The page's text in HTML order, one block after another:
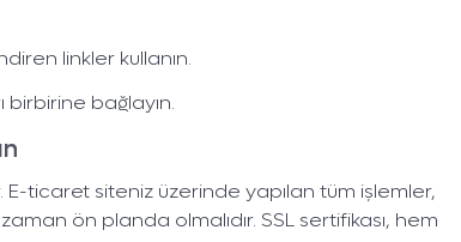
linkler kullanın.
birbirine bağlayın.
ticaret siteniz üzerinde yapılan tüm işlemler,
ön planda olmalıdır. SSL sertifikası, hem